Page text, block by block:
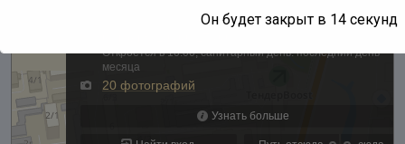
Он будет закрыт в 14 секунд